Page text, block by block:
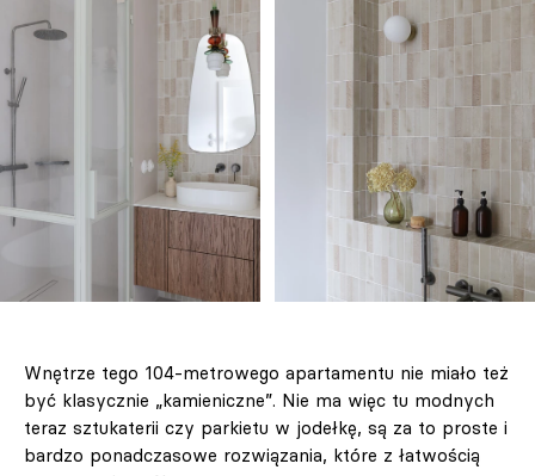
Wnętrze tego 104-metrowego apartamentu nie miało też
być klasycznie „kamieniczne”. Nie ma więc tu modnych
teraz sztukaterii czy parkietu w jodełkę, są za to proste i
bardzo ponadczasowe rozwiązania, które z łatwością